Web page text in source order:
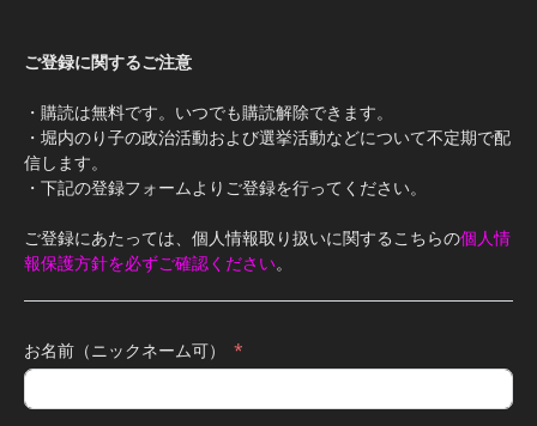
ご登録に関するご注意
・購読は無料です。いつでも購読解除できます。
・堀内のり子の政治活動および選挙活動などについて不定期で配
信します。
・下記の登録フォームよりご登録を行ってください。
ご登録にあたっては、個人情報取り扱いに関するこちらの個人情
報保護方針を必ずご確認ください。
お名前（ニックネーム可）